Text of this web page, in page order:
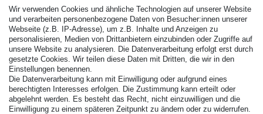
© Copyright 2026 | Alle Rechte vorbehalten. - Alle Rechte vorbehalten.
Preisangaben inkl. gesetzl. 19% MwSt. | Grundpreise siehe Artikeldetail | *Gilt für
Lieferungen nach Deutschland!
Vertrag widerrufen Kontakt
Wir verwenden Cookies und ähnliche Technologien auf unserer Website
und verarbeiten personenbezogene Daten von Besucher:innen unserer
Webseite (z.B. IP-Adresse), um z.B. Inhalte und Anzeigen zu
personalisieren, Medien von Drittanbietern einzubinden oder Zugriffe auf
unsere Website zu analysieren. Die Datenverarbeitung erfolgt erst durch
gesetzte Cookies. Wir teilen diese Daten mit Dritten, die wir in den
Einstellungen benennen.
Die Datenverarbeitung kann mit Einwilligung oder aufgrund eines
berechtigten Interesses erfolgen. Die Zustimmung kann erteilt oder
abgelehnt werden. Es besteht das Recht, nicht einzuwilligen und die
Einwilligung zu einem späteren Zeitpunkt zu ändern oder zu widerrufen.